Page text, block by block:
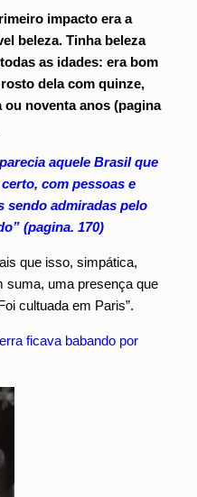
impacto era a
beleza. Tinha beleza
as idades: era bom
dela com quinze,
ou noventa anos (pagina
aquele Brasil que
com pessoas e
sendo admiradas pelo
(pagina. 170)
que isso, simpática,
suma, uma presença que
cultuada em Paris”.
ficava babando por